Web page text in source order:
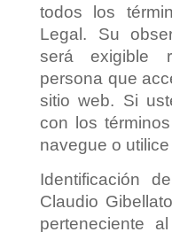
todos los
Legal. Su
será exigible
persona que
sitio web. Si
con los
navegue o
Identificación
Claudio
perteneciente